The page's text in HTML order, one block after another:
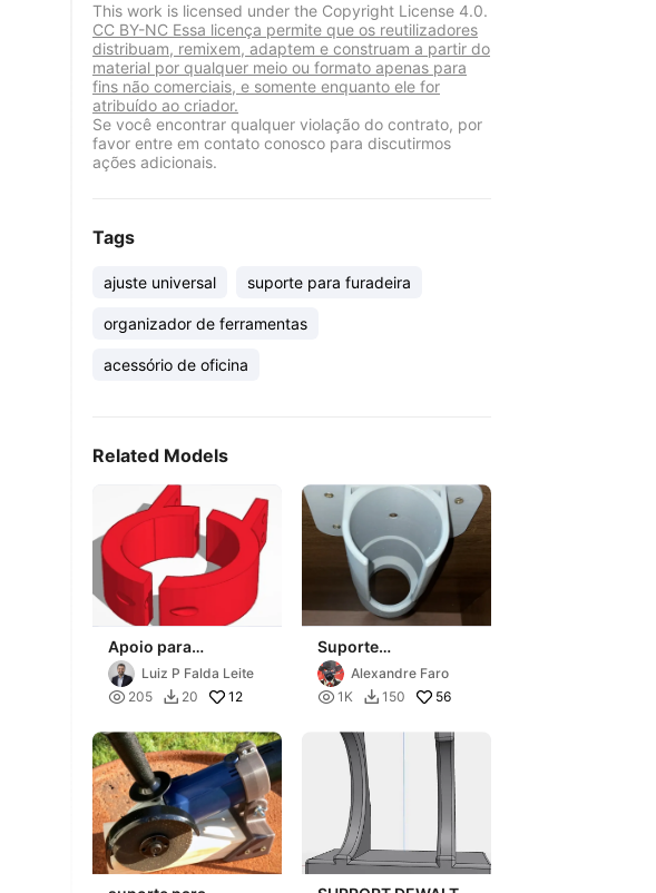
This work is licensed under the Copyright License 4.0.
CC BY-NC Essa licença permite que os reutilizadores
distribuam, remixem, adaptem e construam a partir do
material por qualquer meio ou formato apenas para
fins não comerciais, e somente enquanto ele for
atribuído ao criador.
Se você encontrar qualquer violação do contrato, por
favor entre em contato conosco para discutirmos
ações adicionais.
Tags
ajuste universal suporte para furadeira
organizador de ferramentas
acessório de oficina
Related Models
Apoio para
furadeira/parafusad
eira de mesa
Luiz P Falda Leite
 205  20 12
Suporte
Parafusadeira 20v
Alexandre Faro
 1K  150 56